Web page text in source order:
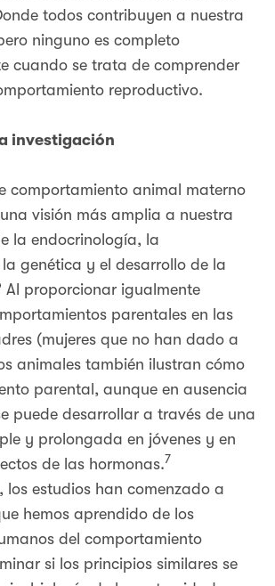
todos contribuyen a nuestra
ninguno es completo
cuando se trata de comprender
reproductivo.
investigación
comportamiento animal materno
visión más amplia a nuestra
la endocrinología, la
genética y el desarrollo de la
Al proporcionar igualmente
parentales en las
(mujeres que no han dado a
animales también ilustran cómo
parental, aunque en ausencia
puede desarrollar a través de una
y prolongada en jóvenes y en
de las hormonas.7
los estudios han comenzado a
hemos aprendido de los
del comportamiento
si los principios similares se